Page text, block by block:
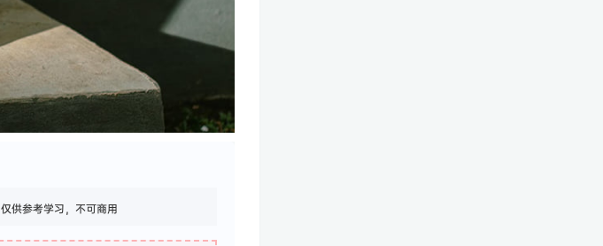
仅供参考学习，不可商用